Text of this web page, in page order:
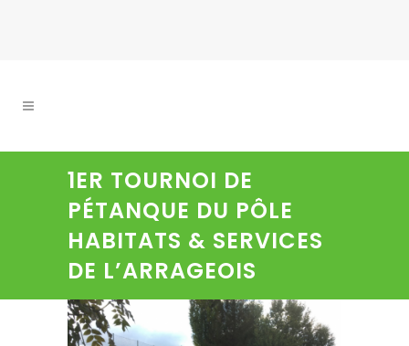
1ER TOURNOI DE
PÉTANQUE DU PÔLE
HABITATS & SERVICES
DE L’ARRAGEOIS